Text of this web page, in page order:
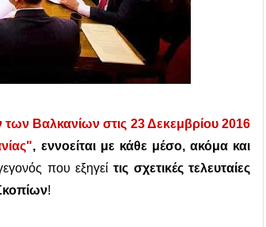
Βαλκανίων στις 23 Δεκεμβρίου 2016
, εννοείται με κάθε μέσο, ακόμα και
που εξηγείτις σχετικές τελευταίες
!